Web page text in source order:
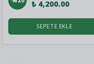
₺ 4,200.00
SEPETE EKLE